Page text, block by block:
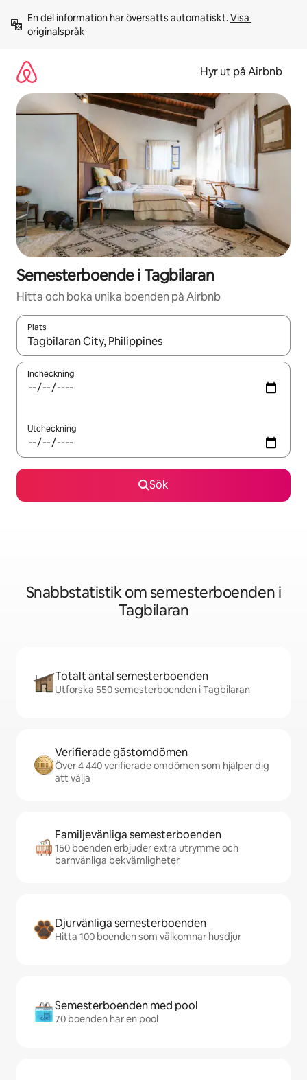
innehåll
En del information har översatts automatiskt. Visa
originalspråk
Hyr ut på Airbnb
Semesterboende i Tagbilaran
Hitta och boka unika boenden på Airbnb
Plats
När resultaten är tillgängliga kan du navigera med upp- och
Incheckning
Utcheckning
Sök
Snabbstatistik om semesterboenden i
Tagbilaran
Totalt antal semesterboenden
Utforska 550 semesterboenden i Tagbilaran
Verifierade gästomdömen
Över 4 440 verifierade omdömen som hjälper dig
att välja
Familjevänliga semesterboenden
150 boenden erbjuder extra utrymme och
barnvänliga bekvämligheter
Djurvänliga semesterboenden
Hitta 100 boenden som välkomnar husdjur
Semesterboenden med pool
70 boenden har en pool